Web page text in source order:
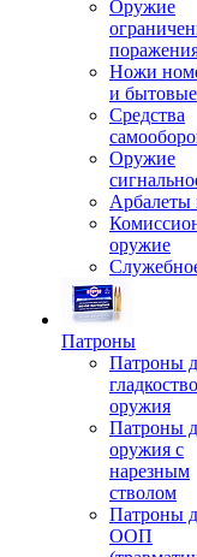
Оружие
Ножи
и бытовые
Средства
Оружие
Арбалеты
оружие
Патроны
Патроны
оружия
Патроны
оружия с
нарезным
стволом
Патроны
ООП